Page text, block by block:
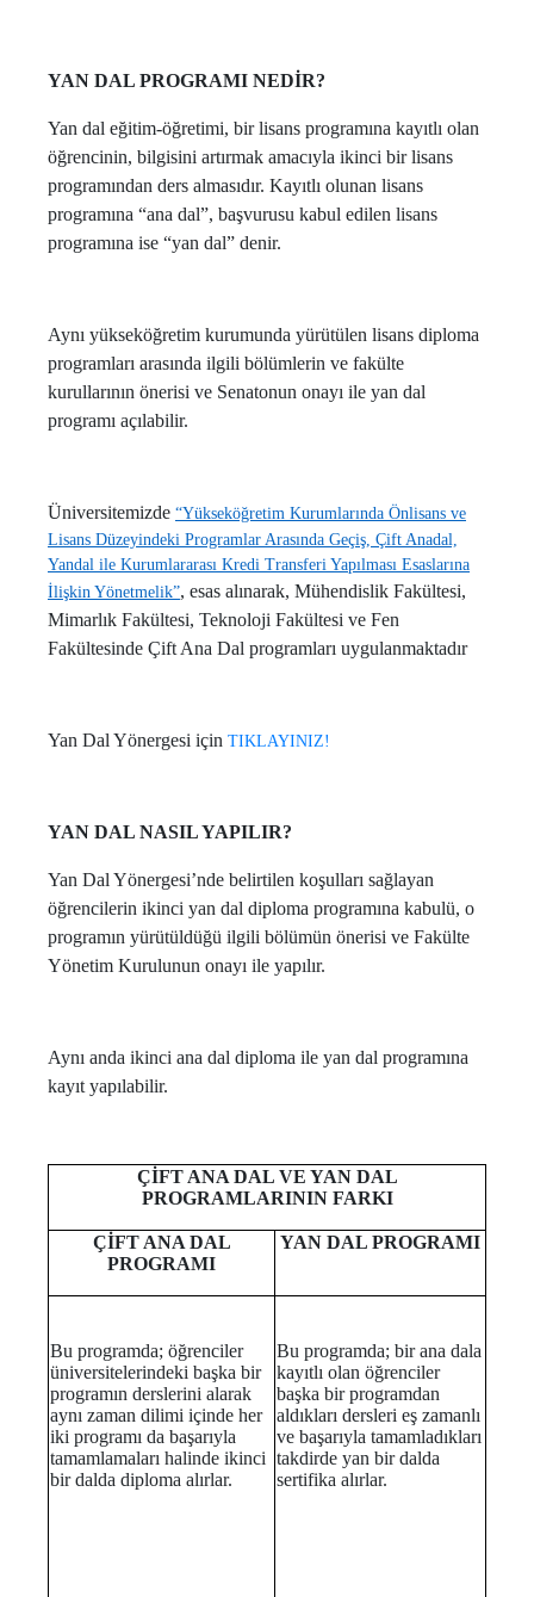
YAN DAL PROGRAMI NEDİR?
Yan dal eğitim-öğretimi, bir lisans programına kayıtlı olan
öğrencinin, bilgisini artırmak amacıyla ikinci bir lisans
programından ders almasıdır. Kayıtlı olunan lisans
programına “ana dal”, başvurusu kabul edilen lisans
programına ise “yan dal” denir.
Aynı yükseköğretim kurumunda yürütülen lisans diploma
programları arasında ilgili bölümlerin ve fakülte
kurullarının önerisi ve Senatonun onayı ile yan dal
programı açılabilir.
Üniversitemizde “Yükseköğretim Kurumlarında Önlisans ve
Lisans Düzeyindeki Programlar Arasında Geçiş, Çift Anadal,
Yandal ile Kurumlararası Kredi Transferi Yapılması Esaslarına
İlişkin Yönetmelik”, esas alınarak, Mühendislik Fakültesi,
Mimarlık Fakültesi, Teknoloji Fakültesi ve Fen
Fakültesinde Çift Ana Dal programları uygulanmaktadır
Yan Dal Yönergesi için TIKLAYINIZ!
YAN DAL NASIL YAPILIR?
Yan Dal Yönergesi’nde belirtilen koşulları sağlayan
öğrencilerin ikinci yan dal diploma programına kabulü, o
programın yürütüldüğü ilgili bölümün önerisi ve Fakülte
Yönetim Kurulunun onayı ile yapılır.
Aynı anda ikinci ana dal diploma ile yan dal programına
kayıt yapılabilir.
ÇİFT ANA DAL VE YAN DAL
PROGRAMLARININ FARKI
ÇİFT ANA DAL
PROGRAMI
YAN DAL PROGRAMI
Bu programda; öğrenciler
üniversitelerindeki başka bir
programın derslerini alarak
aynı zaman dilimi içinde her
iki programı da başarıyla
tamamlamaları halinde ikinci
bir dalda diploma alırlar.
Bu programda; bir ana dala
kayıtlı olan öğrenciler
başka bir programdan
aldıkları dersleri eş zamanlı
ve başarıyla tamamladıkları
takdirde yan bir dalda
sertifika alırlar.